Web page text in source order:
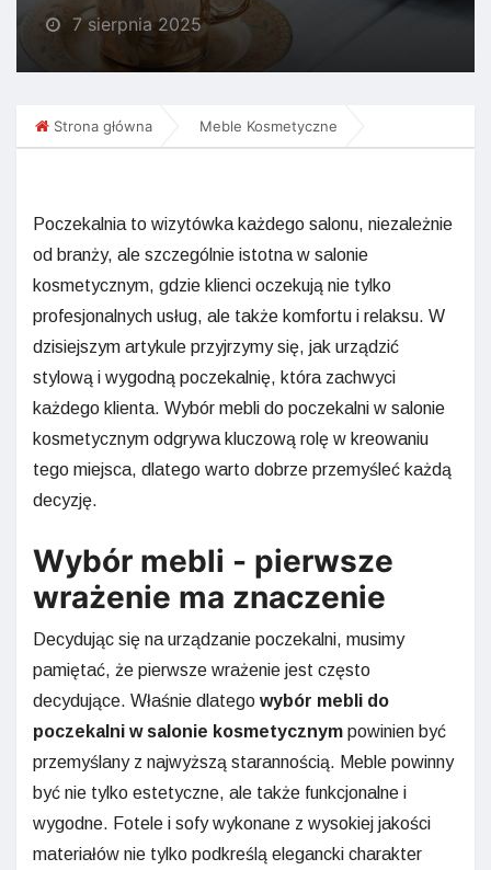
7 sierpnia 2025
Strona główna Meble Kosmetyczne
Poczekalnia to wizytówka każdego salonu, niezależnie
od branży, ale szczególnie istotna w salonie
kosmetycznym, gdzie klienci oczekują nie tylko
profesjonalnych usług, ale także komfortu i relaksu. W
dzisiejszym artykule przyjrzymy się, jak urządzić
stylową i wygodną poczekalnię, która zachwyci
każdego klienta. Wybór mebli do poczekalni w salonie
kosmetycznym odgrywa kluczową rolę w kreowaniu
tego miejsca, dlatego warto dobrze przemyśleć każdą
decyzję.
Wybór mebli - pierwsze
wrażenie ma znaczenie
Decydując się na urządzanie poczekalni, musimy
pamiętać, że pierwsze wrażenie jest często
decydujące. Właśnie dlatego wybór mebli do
poczekalni w salonie kosmetycznym powinien być
przemyślany z najwyższą starannością. Meble powinny
być nie tylko estetyczne, ale także funkcjonalne i
wygodne. Fotele i sofy wykonane z wysokiej jakości
materiałów nie tylko podkreślą elegancki charakter